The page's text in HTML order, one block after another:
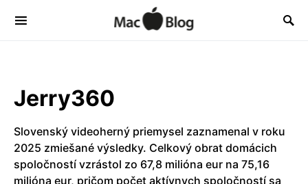
Jerry360
Slovenský videoherný priemysel zaznamenal v roku
2025 zmiešané výsledky. Celkový obrat domácich
spoločností vzrástol zo 67,8 milióna eur na 75,16
milióna eur, pričom počet aktívnych spoločností sa